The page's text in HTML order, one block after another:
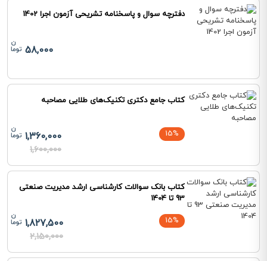
دفترچه سوال و پاسخنامه تشریحی آزمون اجرا 1402
58,000
کتاب جامع دکتری تکنیک‌های طلایی مصاحبه
15%
1,360,000
1,600,000
کتاب بانک سوالات کارشناسی ارشد مدیریت صنعتی
93 تا 1404
15%
1,827,500
2,150,000